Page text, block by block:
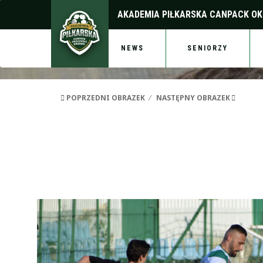
AKADEMIA PIŁKARSKA CANPACK
NEWS SENIORZY
POPRZEDNI OBRAZEK NASTĘPNY OBRAZEK